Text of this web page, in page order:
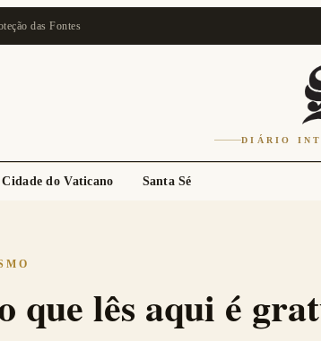
das Fontes
DIÁRIO
Cidade do Vaticano Santa Sé
que lês aqui é